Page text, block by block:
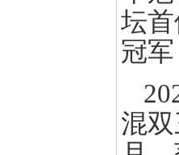
坛
冠
混